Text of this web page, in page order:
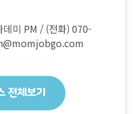
데미 PM / (전화) 070-